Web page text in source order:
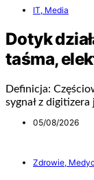
IT, Media
Dotyk
taśma,
Definicja:
sygnał z
05/08/2026
Zdrowie,